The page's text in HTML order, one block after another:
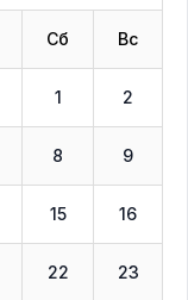
Сб Вс
1 2
8 9
15 16
22 23